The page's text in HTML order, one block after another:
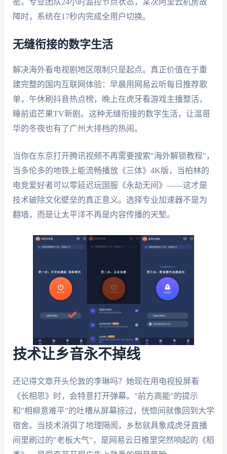
密。专业团队24小时监控节点状态，某次阿里云机房故
障时，系统在17秒内完成全用户切换。
无缝衔接的数字生活
解决海外看电视剧地区限制只是起点。真正价值在于重
建完整的国内互联网体验：早晨用网易云听每日推荐歌
单，午休刷抖音热点榜，晚上在虎牙看游戏主播整活，
睡前追芒果TV新剧。这种无缝衔接的数字生活，让温哥
华的冬夜也有了广州大排档的热闹。
当你在东京打开腾讯视频不再需要搜索"海外解锁教程"，
当多伦多的地铁上能流畅播放《三体》4K版，当柏林的
电竞爱好者可以零延迟玩国服《永劫无间》——这才是
技术破除文化壁垒的真正意义。选择专业加速器不是为
翻墙，而是让太平洋不再是内容传播的天堑。
技术让乡音永不掉线
还记得文章开头伦敦的李琳吗？她现在用电视投屏看
《长相思》时，会特意打开弹幕。"前方高能"的提示
和"相柳意难平"的吐槽从屏幕掠过，恍惚间就像回到大学
宿舍。当技术消弭了地理隔阂，乡愁就具象成虎牙直播
间里刷过的"老板大气"，是网易云日推里突然响起的《稻